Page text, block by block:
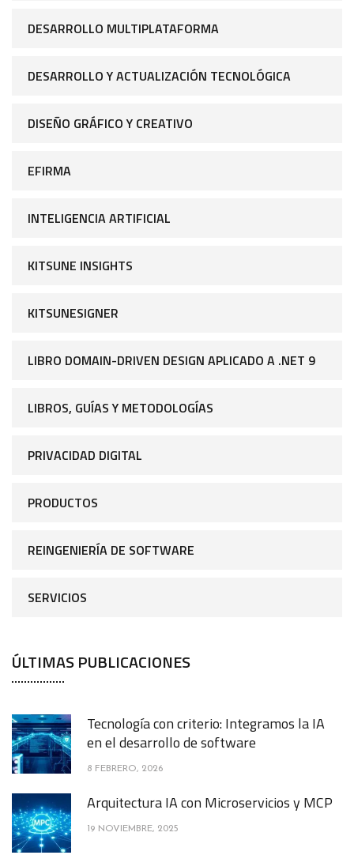
DESARROLLO MULTIPLATAFORMA
DESARROLLO Y ACTUALIZACIÓN TECNOLÓGICA
DISEÑO GRÁFICO Y CREATIVO
EFIRMA
INTELIGENCIA ARTIFICIAL
KITSUNE INSIGHTS
KITSUNESIGNER
LIBRO DOMAIN-DRIVEN DESIGN APLICADO A .NET 9
LIBROS, GUÍAS Y METODOLOGÍAS
PRIVACIDAD DIGITAL
PRODUCTOS
REINGENIERÍA DE SOFTWARE
SERVICIOS
ÚLTIMAS PUBLICACIONES
Tecnología con criterio: Integramos la IA
en el desarrollo de software
8 FEBRERO, 2026
Arquitectura IA con Microservicios y MCP
19 NOVIEMBRE, 2025